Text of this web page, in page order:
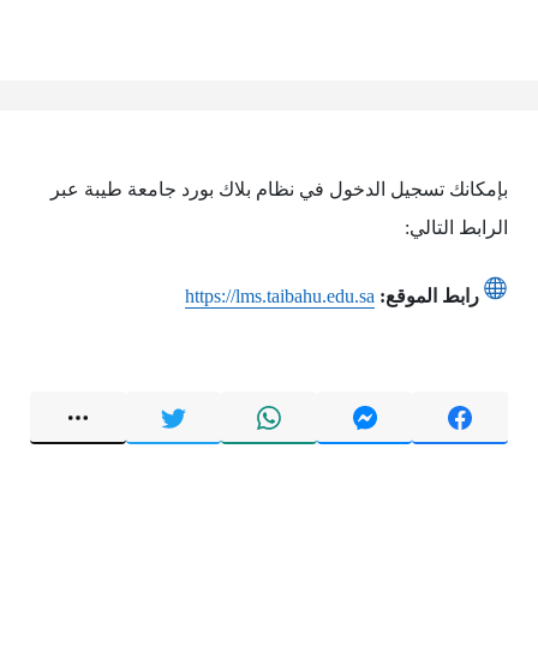
بإمكانك تسجيل الدخول في نظام بلاك بورد جامعة طيبة عبر
الرابط التالي:
رابط الموقع: https://lms.taibahu.edu.sa